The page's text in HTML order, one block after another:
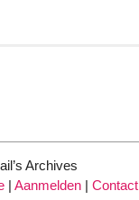
Archives
| Aanmelden | Contact